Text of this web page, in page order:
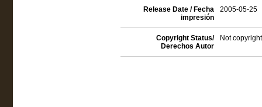
Release Date / Fecha
impresión
2005-05-25
Copyright Status/
Derechos Autor
Not